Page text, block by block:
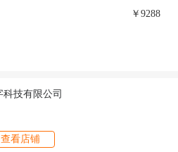
￥ 9288
科技有限公司
查看店铺